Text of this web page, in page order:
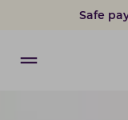
Safe